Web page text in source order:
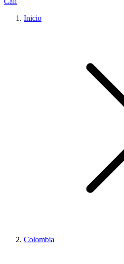
Inicio
Colombia